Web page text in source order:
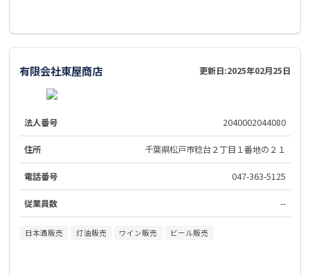
有限会社東屋商店 更新日:2025年02月25日
法人番号 2040002044080
住所 千葉県松戸市稔台２丁目１番地の２１
電話番号 047-363-5125
従業員数 --
日本酒販売 灯油販売 ワイン販売 ビール販売